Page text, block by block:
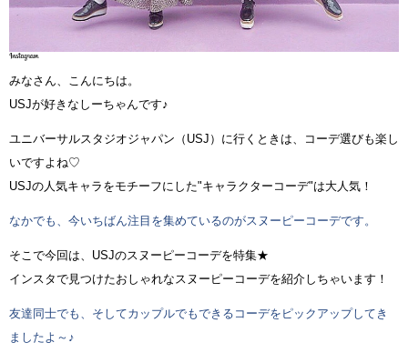
みなさん、こんにちは。
USJが好きなしーちゃんです♪
ユニバーサルスタジオジャパン（USJ）に行くときは、コーデ選びも楽し
いですよね♡
USJの人気キャラをモチーフにした"キャラクターコーデ"は大人気！
なかでも、今いちばん注目を集めているのがスヌーピーコーデです。
そこで今回は、USJのスヌーピーコーデを特集★
インスタで見つけたおしゃれなスヌーピーコーデを紹介しちゃいます！
友達同士でも、そしてカップルでもできるコーデをピックアップしてき
ましたよ～♪